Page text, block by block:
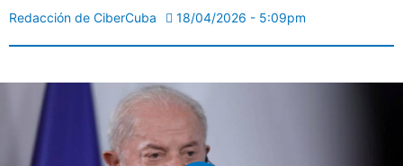
Redacción de CiberCuba 18/04/2026 - 5:09pm